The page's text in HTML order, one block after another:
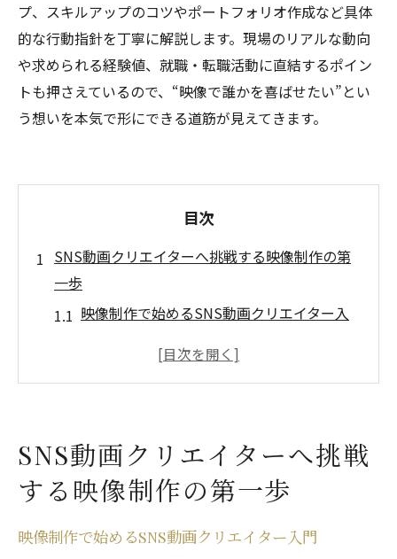
プ、スキルアップのコツやポートフォリオ作成など具体
的な行動指針を丁寧に解説します。現場のリアルな動向
や求められる経験値、就職・転職活動に直結するポイン
トも押さえているので、“映像で誰かを喜ばせたい”とい
う想いを本気で形にできる道筋が見えてきます。
目次
SNS動画クリエイターへ挑戦する映像制作の第
一歩
映像制作で始めるSNS動画クリエイター入
大阪で映像制作を学ぶ最初のステップ
映像制作を活かしたSNS動画の表現力向上
法
大阪映像制作会社の求人と採用傾向を徹底
SNS動画クリエイターへ挑戦
する映像制作の第一歩
映像制作で始めるSNS動画クリエイター入門